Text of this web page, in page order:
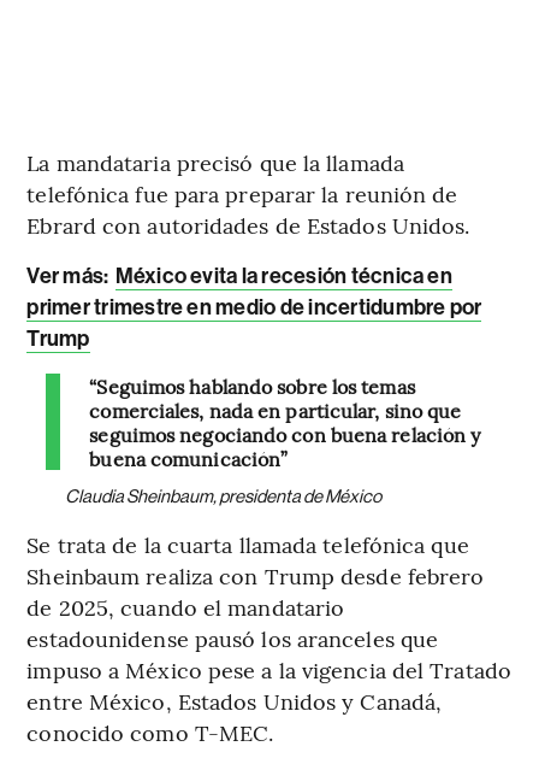
La mandataria precisó que la llamada
telefónica fue para preparar la reunión de
Ebrard con autoridades de Estados Unidos.
Ver más: México evita la recesión técnica en
primer trimestre en medio de incertidumbre por
Trump
“Seguimos hablando sobre los temas
comerciales, nada en particular, sino que
seguimos negociando con buena relación y
buena comunicación”
Claudia Sheinbaum, presidenta de México
Se trata de la cuarta llamada telefónica que
Sheinbaum realiza con Trump desde febrero
de 2025, cuando el mandatario
estadounidense pausó los aranceles que
impuso a México pese a la vigencia del Tratado
entre México, Estados Unidos y Canadá,
conocido como T-MEC.